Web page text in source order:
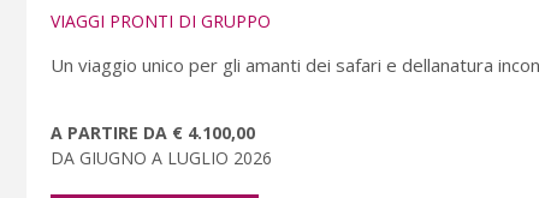
VIAGGI PRONTI DI GRUPPO
Un viaggio unico per gli amanti dei safari e dellanatura
A PARTIRE DA € 4.100,00
DA GIUGNO A LUGLIO 2026